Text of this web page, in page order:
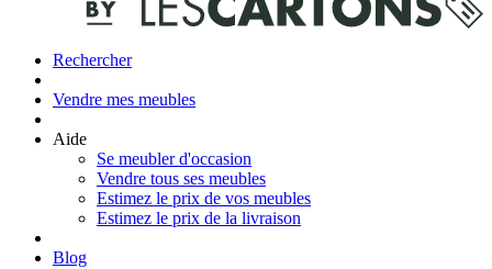
Rechercher
Vendre mes meubles
Aide
Se meubler d'occasion
Vendre tous ses meubles
Estimez le prix de vos meubles
Estimez le prix de la livraison
Blog